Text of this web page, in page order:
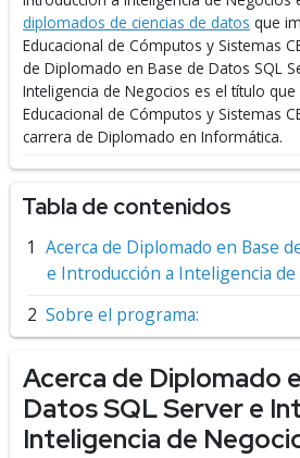
diplomados de ciencias de datos que
Educacional de Cómputos y Sistemas
de Diplomado en Base de Datos SQL
Inteligencia de Negocios es el título
Educacional de Cómputos y Sistemas
carrera de Diplomado en Informática.
Tabla de contenidos
Acerca de Diplomado en Base
e Introducción a Inteligencia de
Sobre el programa:
Acerca de Diplomado
Datos SQL Server e
Inteligencia de